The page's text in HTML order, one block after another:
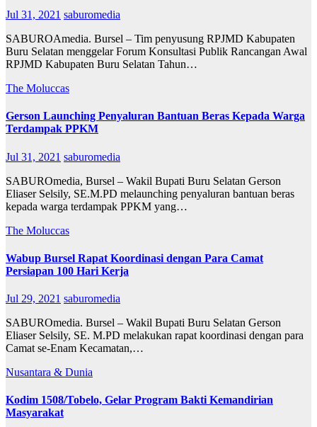
Jul 31, 2021 saburomedia
SABUROAmedia. Bursel – Tim penyusung RPJMD Kabupaten
Buru Selatan menggelar Forum Konsultasi Publik Rancangan Awal
RPJMD Kabupaten Buru Selatan Tahun…
The Moluccas
Gerson Launching Penyaluran Bantuan Beras Kepada Warga
Terdampak PPKM
Jul 31, 2021 saburomedia
SABUROmedia, Bursel – Wakil Bupati Buru Selatan Gerson
Eliaser Selsily, SE.M.PD melaunching penyaluran bantuan beras
kepada warga terdampak PPKM yang…
The Moluccas
Wabup Bursel Rapat Koordinasi dengan Para Camat
Persiapan 100 Hari Kerja
Jul 29, 2021 saburomedia
SABUROmedia. Bursel – Wakil Bupati Buru Selatan Gerson
Eliaser Selsily, SE. M.PD melakukan rapat koordinasi dengan para
Camat se-Enam Kecamatan,…
Nusantara & Dunia
Kodim 1508/Tobelo, Gelar Program Bakti Kemandirian
Masyarakat